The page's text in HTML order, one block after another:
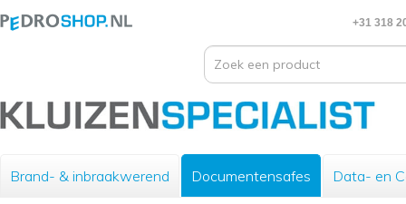
+31 318
Brand- & inbraakwerend Documentensafes Data- en